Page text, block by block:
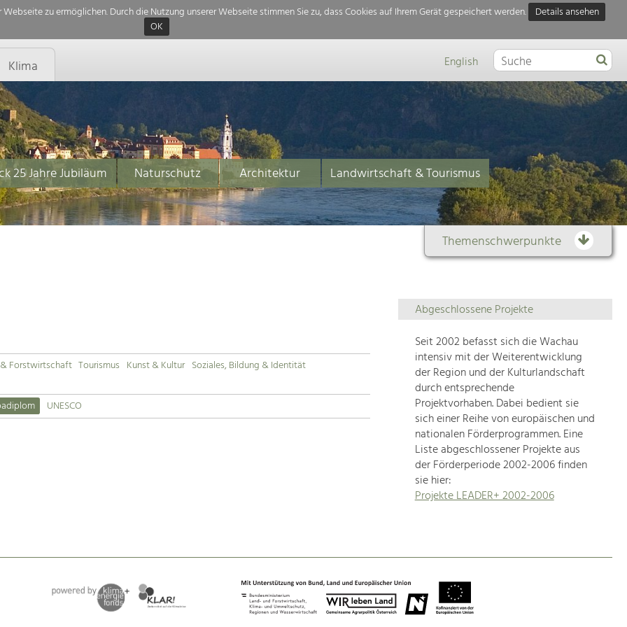
zu ermöglichen. Durch die Nutzung unserer Webseite stimmen Sie zu, dass Cookies auf Ihrem Gerät gespeichert werden.
Details ansehen
OK
Klima English
25 Jahre Jubiläum Naturschutz Architektur Landwirtschaft & Tourismus
Themenschwerpunkte
Themenübersicht
Die
Regionalentwicklung
in
unserer
Region
ist
sehr
vielfältig.
Deshalb
geben
wir
hier
unsere
Themenschwerpunkte.
Für
mehr
Forstwirtschaft Tourismus Kunst & Kultur Soziales, Bildung & Identität
UNESCO
Abgeschlossene Projekte
Seit 2002 befasst sich die Wachau
intensiv mit der Weiterentwicklung
der Region und der Kulturlandschaft
durch entsprechende
Projektvorhaben. Dabei bedient sie
sich einer Reihe von europäischen und
nationalen Förderprogrammen. Eine
Liste abgeschlossener Projekte aus
der Förderperiode 2002-2006 finden
sie hier:
Projekte LEADER+ 2002-2006